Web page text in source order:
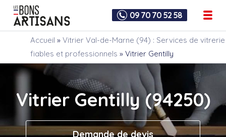
09 70 70 52 58
Accueil » Vitrier Val-de-Marne (94) : Services de vitrerie
fiables et professionnels » Vitrier Gentilly
Vitrier Gentilly (94250)
Demande de devis